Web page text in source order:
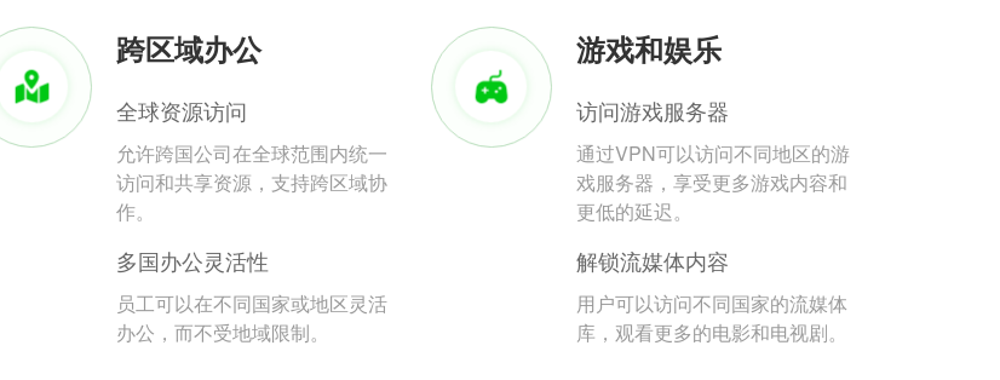
跨区域办公
全球资源访问
允许跨国公司在全球范围内统一
访问和共享资源，支持跨区域协
作。
多国办公灵活性
员工可以在不同国家或地区灵活
办公，而不受地域限制。
游戏和娱乐
访问游戏服务器
通过VPN可以访问不同地区的游
戏服务器，享受更多游戏内容和
更低的延迟。
解锁流媒体内容
用户可以访问不同国家的流媒体
库，观看更多的电影和电视剧。